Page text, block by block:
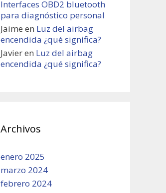
Interfaces OBD2 bluetooth
para diagnóstico personal
Jaime en Luz del airbag
encendida ¿qué significa?
Javieren Luz del airbag
encendida ¿qué significa?
Archivos
enero 2025
marzo 2024
febrero 2024